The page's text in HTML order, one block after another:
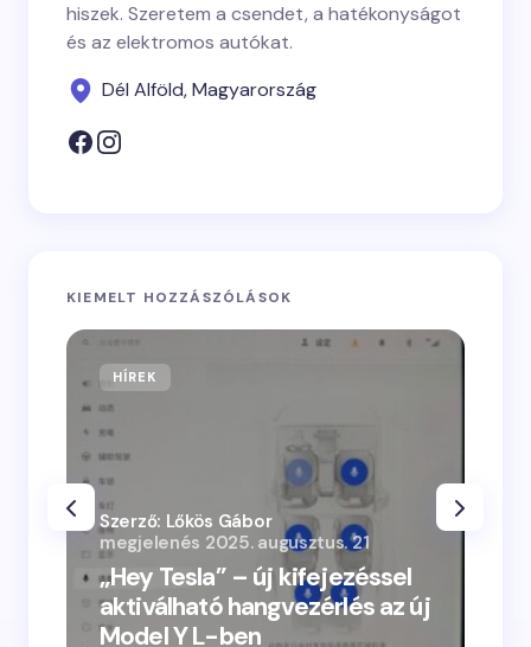
hiszek. Szeretem a csendet, a hatékonyságot
és az elektromos autókat.
Dél Alföld, Magyarország
KIEMELT HOZZÁSZÓLÁSOK
HÍREK
„Hey Tesla” – új kifejezéssel
aktiválható hangvezérlés az új
Model Y L-ben
Szerző: Lőkös Gábor
megjelenés 2025. augusztus. 21